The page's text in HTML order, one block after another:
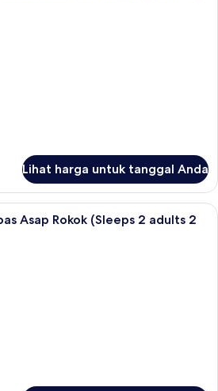
Lihat harga untuk tanggal Anda
Kamar Twin Deluks, Bebas Asap
Asap Rokok (Sleeps 2 adults 2